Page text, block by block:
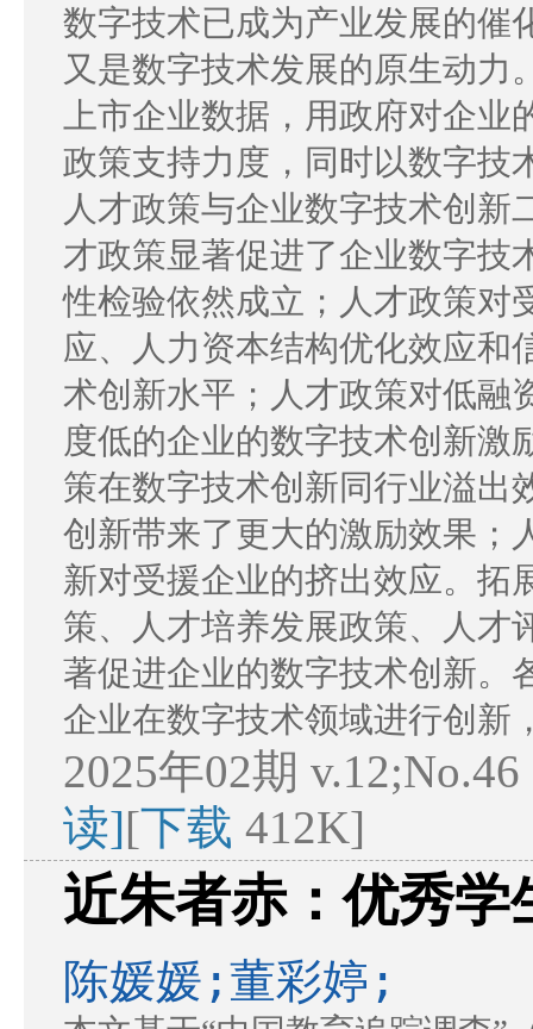
数字技术已成为产业发展的催
又是数字技术发展的原生动
上市企业数据，用政府对企
政策支持力度，同时以数字技
人才政策与企业数字技术创
才政策显著促进了企业数字技
性检验依然成立；人才政策对
应、人力资本结构优化效应和
术创新水平；人才政策对低融
度低的企业的数字技术创新激
策在数字技术创新同行业溢出
创新带来了更大的激励效果；
新对受援企业的挤出效应。拓
策、人才培养发展政策、人才
著促进企业的数字技术创新。
企业在数字技术领域进行创新
2025年02期
读][下载 412K]
近朱者赤：优秀学
陈媛媛;董彩婷;